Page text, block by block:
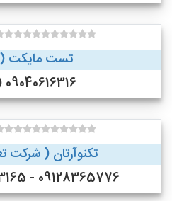
تست مایکت
09040616316 (شاهرود )
تکنوآرتان ( شرکت
09128365776 - 09367003165 (تهران)